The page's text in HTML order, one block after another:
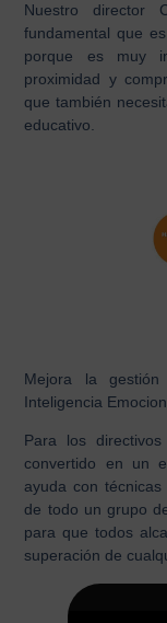
Nuestro director
fundamental que
porque es muy
proximidad y
que también
educativo.
Mejora la
Inteligencia
Para los
convertido en un
ayuda con
de todo un grupo
para que todos
superación de